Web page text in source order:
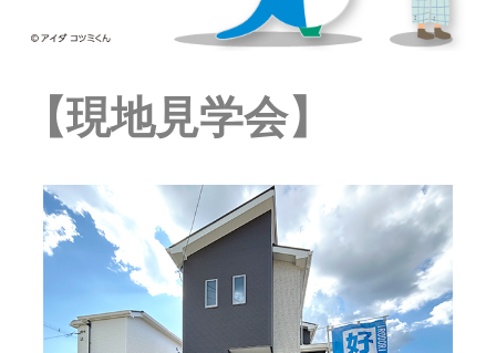
【現地見学会】